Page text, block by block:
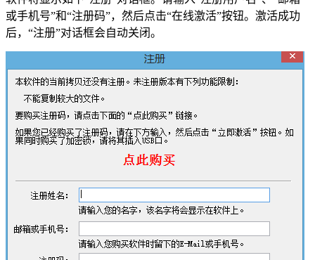
或手机号”和“注册码”，然后点击“在线激活”按钮。激活成功
后，“注册”对话框会自动关闭。